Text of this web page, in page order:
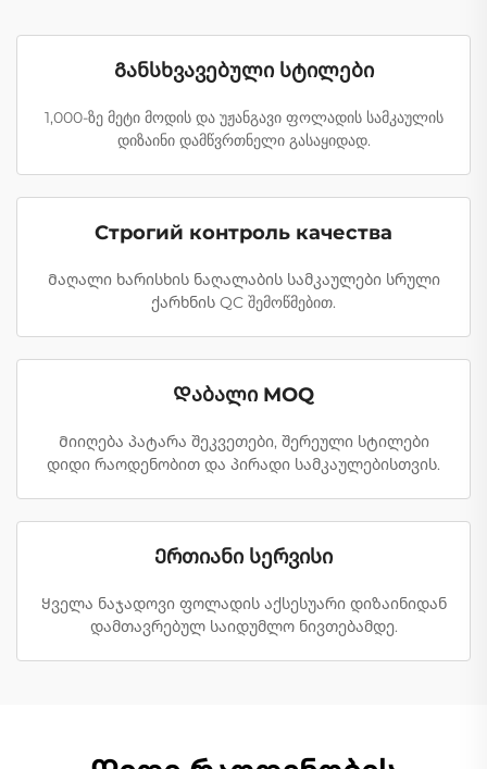
Განსხვავებული სტილები
1,000-ზე მეტი მოდის და უჟანგავი ფოლადის სამკაულის
დიზაინი დამწვრთნელი გასაყიდად.
Строгий контроль качества
Მაღალი ხარისხის ნაღალაბის სამკაულები სრული
ქარხნის QC შემოწმებით.
Დაბალი MOQ
Მიიღება პატარა შეკვეთები, შერეული სტილები
დიდი რაოდენობით და პირადი სამკაულებისთვის.
Ერთიანი სერვისი
Ყველა ნაჯადოვი ფოლადის აქსესუარი დიზაინიდან
დამთავრებულ საიდუმლო ნივთებამდე.